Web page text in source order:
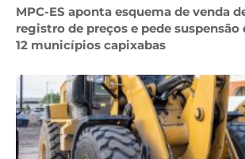
MPC-ES aponta esquema de venda
registro de preços e pede
12 municípios capixabas